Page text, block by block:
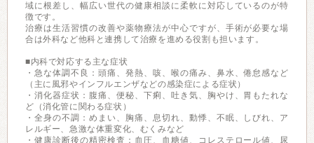
域に根差し、幅広い世代の健康相談に柔軟に対応しているのが特
徴です。
治療は生活習慣の改善や薬物療法が中心ですが、手術が必要な場
合は外科など他科と連携して治療を進める役割も担います。
■内科で対応する主な症状
・急な体調不良：頭痛、発熱、咳、喉の痛み、鼻水、倦怠感など
（主に風邪やインフルエンザなどの感染症による症状）
・消化器症状：腹痛、便秘、下痢、吐き気、胸やけ、胃もたれな
ど（消化管に関わる症状）
・全身の不調：めまい、胸痛、息切れ、動悸、不眠、しびれ、ア
レルギー、急激な体重変化、むくみなど
・健康診断後の精密検査：血圧、血糖値、コレステロール値、尿